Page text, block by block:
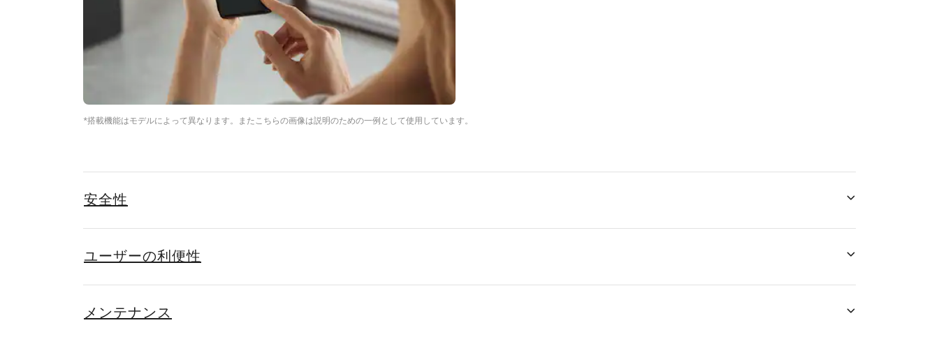
*搭載機能はモデルによって異なります。またこちらの画像は説明のための一例として使用しています。
安全性
ユーザーの利便性
メンテナンス